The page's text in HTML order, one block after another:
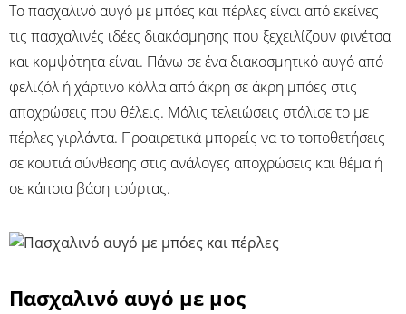
Το πασχαλινό αυγό με μπόες και πέρλες είναι από εκείνες
τις πασχαλινές ιδέες διακόσμησης που ξεχειλίζουν φινέτσα
και κομψότητα είναι. Πάνω σε ένα διακοσμητικό αυγό από
φελιζόλ ή χάρτινο κόλλα από άκρη σε άκρη μπόες στις
αποχρώσεις που θέλεις. Μόλις τελειώσεις στόλισε το με
πέρλες γιρλάντα. Προαιρετικά μπορείς να το τοποθετήσεις
σε κουτιά σύνθεσης στις ανάλογες αποχρώσεις και θέμα ή
σε κάποια βάση τούρτας.
Πασχαλινό αυγό με μος